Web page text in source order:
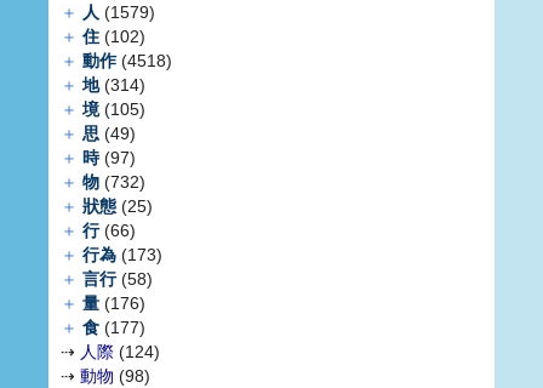
＋ 人 (1579)
＋ 住 (102)
＋ 動作(4518)
＋ 地(314)
＋ 境(105)
＋ 思 (49)
＋ 時(97)
＋ 物 (732)
＋ 狀態 (25)
＋ 行(66)
＋ 行為 (173)
＋ 言行(58)
＋ 量 (176)
＋ 食 (177)
⇢ 人際 (124)
⇢ 動物 (98)